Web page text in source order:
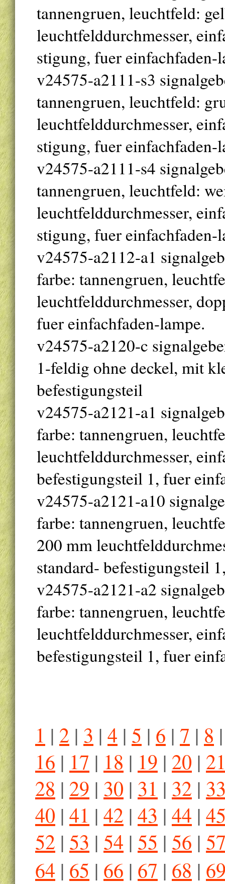
tannengruen, leuchtfeld:
leuchtfelddurchmesser,
stigung, fuer einfachfaden-
v24575-a2111-s3
tannengruen, leuchtfeld:
leuchtfelddurchmesser,
stigung, fuer einfachfaden-
v24575-a2111-s4
tannengruen, leuchtfeld:
leuchtfelddurchmesser,
stigung, fuer einfachfaden-
v24575-a2112-a1
farbe: tannengruen,
leuchtfelddurchmesser,
fuer einfachfaden-lampe.
v24575-a2120-c
1-feldig ohne deckel, mit
befestigungsteil
v24575-a2121-a1
farbe: tannengruen,
leuchtfelddurchmesser,
befestigungsteil 1, fuer
v24575-a2121-a10
farbe: tannengruen,
200 mm
standard- befestigungsteil
v24575-a2121-a2
farbe: tannengruen,
leuchtfelddurchmesser,
befestigungsteil 1, fuer
1 | 2 | 3 | 4 | 5 | 6 | 7 | 8
16 | 17 | 18 | 19 | 20 |
28 | 29 | 30 | 31 | 32 |
40 | 41 | 42 | 43 | 44 |
52 | 53 | 54 | 55 | 56 |
64 | 65 | 66 | 67 | 68 |